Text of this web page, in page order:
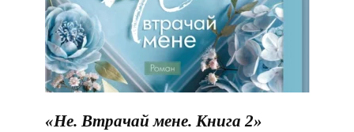
«Не. Втрачай мене. Книга 2»